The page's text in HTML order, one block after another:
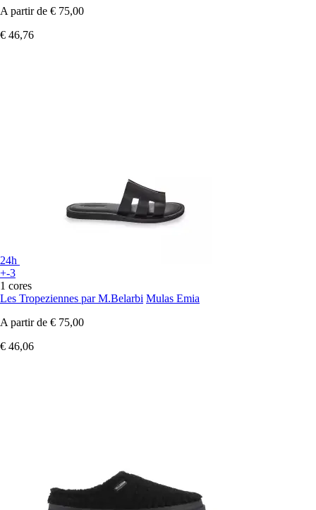
A partir de € 75,00
€ 46,76
24h
+-3
1 cores
Les Tropeziennes par M.Belarbi Mulas Emia
A partir de € 75,00
€ 46,06